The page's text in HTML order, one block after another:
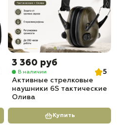
3 360 руб
В наличии
5
Активные стрелковые
наушники 6S тактические
Олива
Купить